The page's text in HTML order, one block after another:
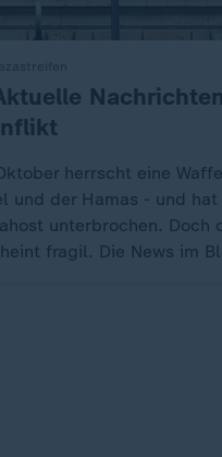
herrscht eine
und der Hamas - und
unterbrochen. Doch
fragil. Die News im